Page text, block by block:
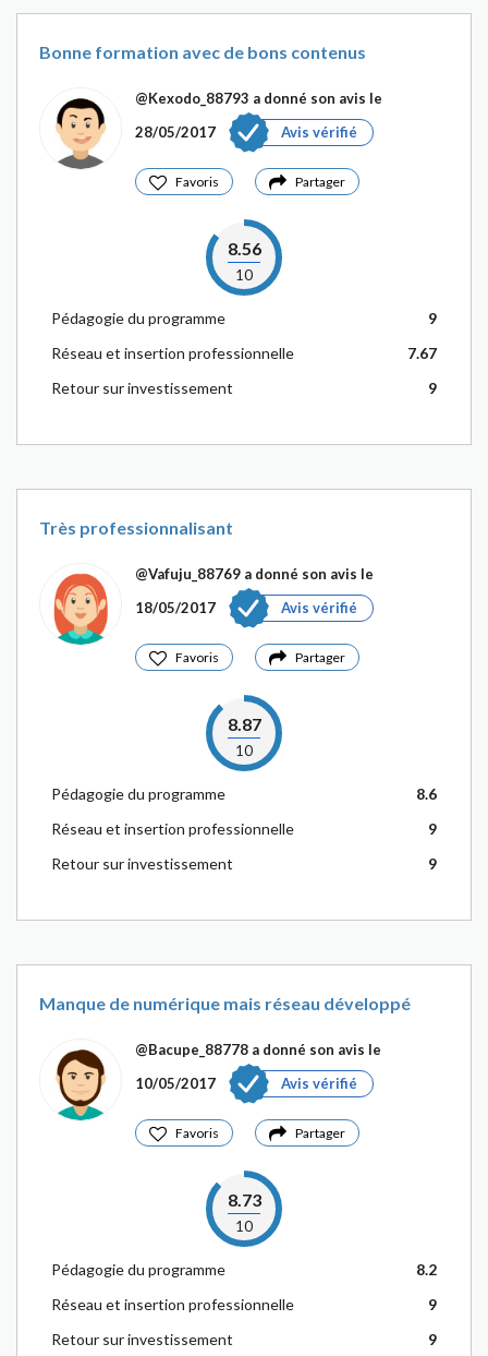
Bonne formation avec de bons contenus
@Kexodo_88793 a donné son avis le
28/05/2017
Avis vérifié
Favoris Partager
8.56
10
Pédagogie du programme
9
Réseau et insertion professionnelle
7.67
Retour sur investissement
9
Très professionnalisant
@Vafuju_88769 a donné son avis le
18/05/2017
Avis vérifié
Favoris Partager
8.87
10
Pédagogie du programme
8.6
Réseau et insertion professionnelle
9
Retour sur investissement
9
Manque de numérique mais réseau développé
@Bacupe_88778 a donné son avis le
10/05/2017
Avis vérifié
Favoris Partager
8.73
10
Pédagogie du programme
8.2
Réseau et insertion professionnelle
9
Retour sur investissement
9